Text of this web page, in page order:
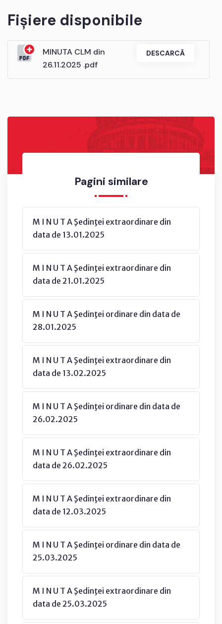
Pagini similare
M I N U T A Şedinţei extraordinare din
data de 13.01.2025
M I N U T A Şedinţei extraordinare din
data de 21.01.2025
M I N U T A Şedinţei ordinare din data de
28.01.2025
M I N U T A Şedinţei extraordinare din
data de 13.02.2025
M I N U T A Şedinţei ordinare din data de
26.02.2025
M I N U T A Şedinţei extraordinare din
data de 26.02.2025
M I N U T A Şedinţei extraordinare din
data de 12.03.2025
M I N U T A Şedinţei ordinare din data de
25.03.2025
M I N U T A Şedinţei extraordinare din
data de 25.03.2025
Fișiere disponibile
MINUTA CLM din
26.11.2025 .pdf
DESCARCĂ